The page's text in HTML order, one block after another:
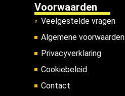
Voorwaarden
Veelgestelde vragen
Algemene voorwaarden
Privacyverklaring
Cookiebeleid
Contact